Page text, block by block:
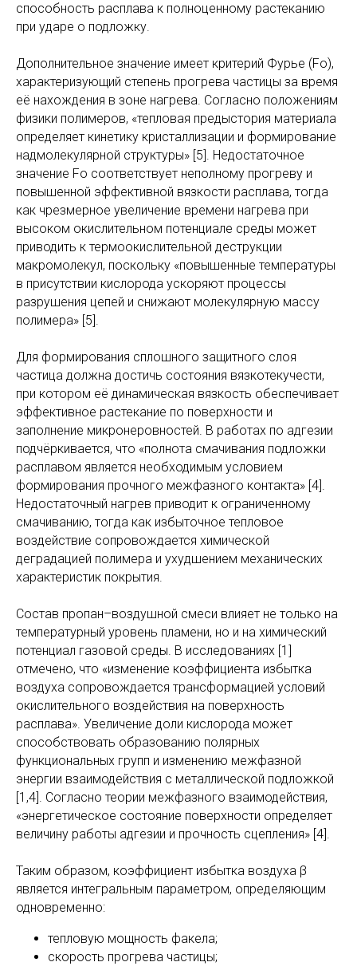
способность расплава к полноценному растеканию
при ударе о подложку.
Дополнительное значение имеет критерий Фурье (Fo),
характеризующий степень прогрева частицы за время
её нахождения в зоне нагрева. Согласно положениям
физики полимеров, «тепловая предыстория материала
определяет кинетику кристаллизации и формирование
надмолекулярной структуры» [5]. Недостаточное
значение Fo соответствует неполному прогреву и
повышенной эффективной вязкости расплава, тогда
как чрезмерное увеличение времени нагрева при
высоком окислительном потенциале среды может
приводить к термоокислительной деструкции
макромолекул, поскольку «повышенные температуры
в присутствии кислорода ускоряют процессы
разрушения цепей и снижают молекулярную массу
полимера» [5].
Для формирования сплошного защитного слоя
частица должна достичь состояния вязкотекучести,
при котором её динамическая вязкость обеспечивает
эффективное растекание по поверхности и
заполнение микронеровностей. В работах по адгезии
подчёркивается, что «полнота смачивания подложки
расплавом является необходимым условием
формирования прочного межфазного контакта» [4].
Недостаточный нагрев приводит к ограниченному
смачиванию, тогда как избыточное тепловое
воздействие сопровождается химической
деградацией полимера и ухудшением механических
характеристик покрытия.
Состав пропан–воздушной смеси влияет не только на
температурный уровень пламени, но и на химический
потенциал газовой среды. В исследованиях [1]
отмечено, что «изменение коэффициента избытка
воздуха сопровождается трансформацией условий
окислительного воздействия на поверхность
расплава». Увеличение доли кислорода может
способствовать образованию полярных
функциональных групп и изменению межфазной
энергии взаимодействия с металлической подложкой
[1,4]. Согласно теории межфазного взаимодействия,
«энергетическое состояние поверхности определяет
величину работы адгезии и прочность сцепления» [4].
Таким образом, коэффициент избытка воздуха β
является интегральным параметром, определяющим
одновременно:
тепловую мощность факела;
скорость прогрева частицы;